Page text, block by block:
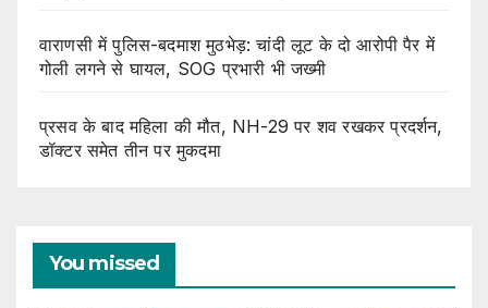
वाराणसी में पुलिस-बदमाश मुठभेड़: चांदी लूट के दो आरोपी पैर में
गोली लगने से घायल, SOG प्रभारी भी जख्मी
प्रसव के बाद महिला की मौत, NH-29 पर शव रखकर प्रदर्शन,
डॉक्टर समेत तीन पर मुकदमा
You missed